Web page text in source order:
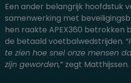
Een ander belangrijk hoofdstuk
samenwerking met
hen raakte APEX360 betrokken
de betaald voetbalwedstrijden. “
te zien hoe snel onze mensen
zijn geworden,” zegt Matthijssen.